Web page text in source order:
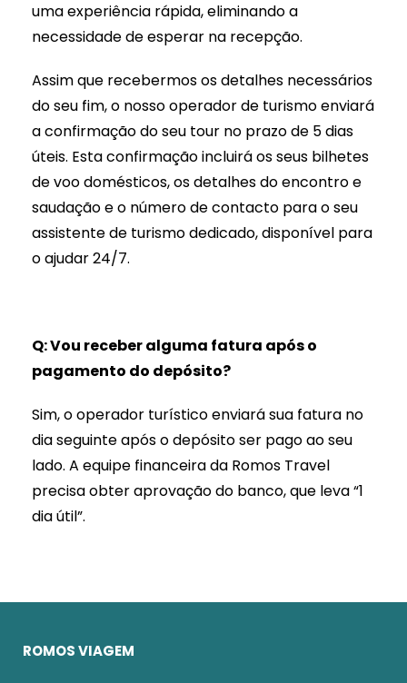
uma experiência rápida, eliminando a
necessidade de esperar na recepção.
Assim que recebermos os detalhes necessários
do seu fim, o nosso operador de turismo enviará
a confirmação do seu tour no prazo de 5 dias
úteis. Esta confirmação incluirá os seus bilhetes
de voo domésticos, os detalhes do encontro e
saudação e o número de contacto para o seu
assistente de turismo dedicado, disponível para
o ajudar 24/7.
Q: Vou receber alguma fatura após o
pagamento do depósito?
Sim, o operador turístico enviará sua fatura no
dia seguinte após o depósito ser pago ao seu
lado. A equipe financeira da Romos Travel
precisa obter aprovação do banco, que leva “1
dia útil”.
ROMOS VIAGEM